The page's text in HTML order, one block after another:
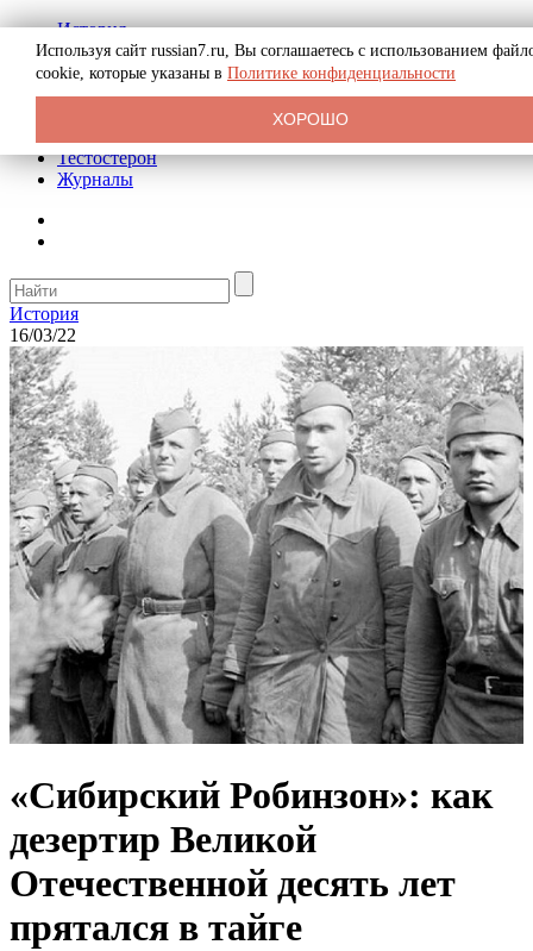
История
Биография
Криминал
Реклама на сайте
Тестостерон
Журналы
История
16/03/22
«Сибирский Робинзон»: как
дезертир Великой
Отечественной десять лет
прятался в тайге
Используя сайт russian7.ru, Вы соглашаетесь с использованием
cookie, которые указаны в Политике конфиденциальности
ХОРОШО